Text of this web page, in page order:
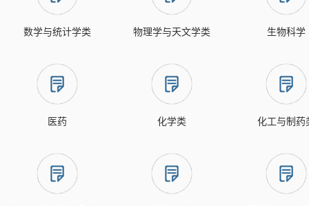
数学与统计学类 物理学与天文学类 生物科学
医药 化学类 化工与制药